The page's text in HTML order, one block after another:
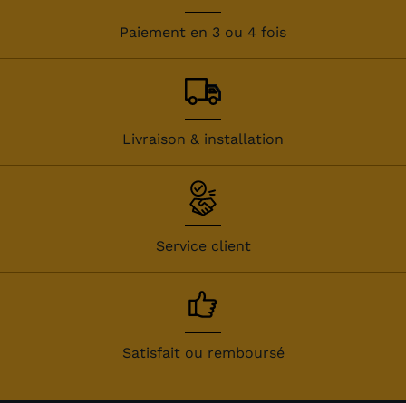
Paiement en 3 ou 4 fois
Livraison & installation
Service client
Satisfait ou remboursé